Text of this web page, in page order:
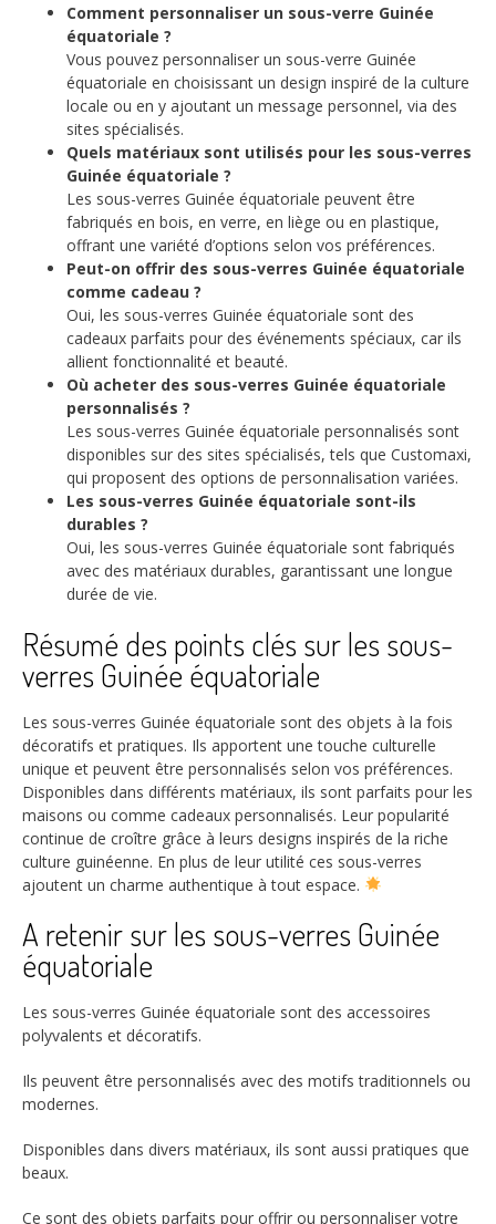
Comment personnaliser un sous-verre Guinée
équatoriale ?
Vous pouvez personnaliser un sous-verre Guinée
équatoriale en choisissant un design inspiré de la culture
locale ou en y ajoutant un message personnel, via des
sites spécialisés.
Quels matériaux sont utilisés pour les sous-verres
Guinée équatoriale ?
Les sous-verres Guinée équatoriale peuvent être
fabriqués en bois, en verre, en liège ou en plastique,
offrant une variété d’options selon vos préférences.
Peut-on offrir des sous-verres Guinée équatoriale
comme cadeau ?
Oui, les sous-verres Guinée équatoriale sont des
cadeaux parfaits pour des événements spéciaux, car ils
allient fonctionnalité et beauté.
Où acheter des sous-verres Guinée équatoriale
personnalisés ?
Les sous-verres Guinée équatoriale personnalisés sont
disponibles sur des sites spécialisés, tels que Customaxi,
qui proposent des options de personnalisation variées.
Les sous-verres Guinée équatoriale sont-ils
durables ?
Oui, les sous-verres Guinée équatoriale sont fabriqués
avec des matériaux durables, garantissant une longue
durée de vie.
Résumé des points clés sur les sous-
verres Guinée équatoriale
Les sous-verres Guinée équatoriale sont des objets à la fois
décoratifs et pratiques. Ils apportent une touche culturelle
unique et peuvent être personnalisés selon vos préférences.
Disponibles dans différents matériaux, ils sont parfaits pour les
maisons ou comme cadeaux personnalisés. Leur popularité
continue de croître grâce à leurs designs inspirés de la riche
culture guinéenne. En plus de leur utilité ces sous-verres
ajoutent un charme authentique à tout espace.
A retenir sur les sous-verres Guinée
équatoriale
Les sous-verres Guinée équatoriale sont des accessoires
polyvalents et décoratifs.
Ils peuvent être personnalisés avec des motifs traditionnels ou
modernes.
Disponibles dans divers matériaux, ils sont aussi pratiques que
beaux.
Ce sont des objets parfaits pour offrir ou personnaliser votre